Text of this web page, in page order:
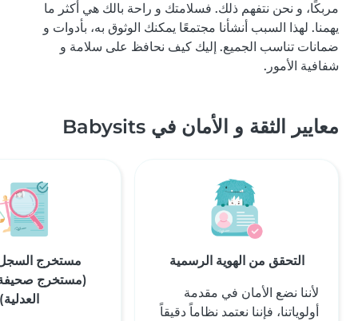
مربكًا، و نحن نتفهم ذلك. فسلامتك و راحة بالك هي أكثر ما
يهمنا. لهذا السبب أنشأنا مجتمعًا يمكنك الوثوق به، بأدوات و
ضمانات تناسب الجميع. إليك كيف نحافظ على سلامة و
شفافية الأمور.
معايير الثقة و الأمان في Babysits
التحقق من الهوية الرسمية
لأننا نضع الأمان في مقدمة
أولوياتنا، فإننا نعتمد نظاماً دقيقاً
مستخرج السجل
(مستخرج
العدلية)